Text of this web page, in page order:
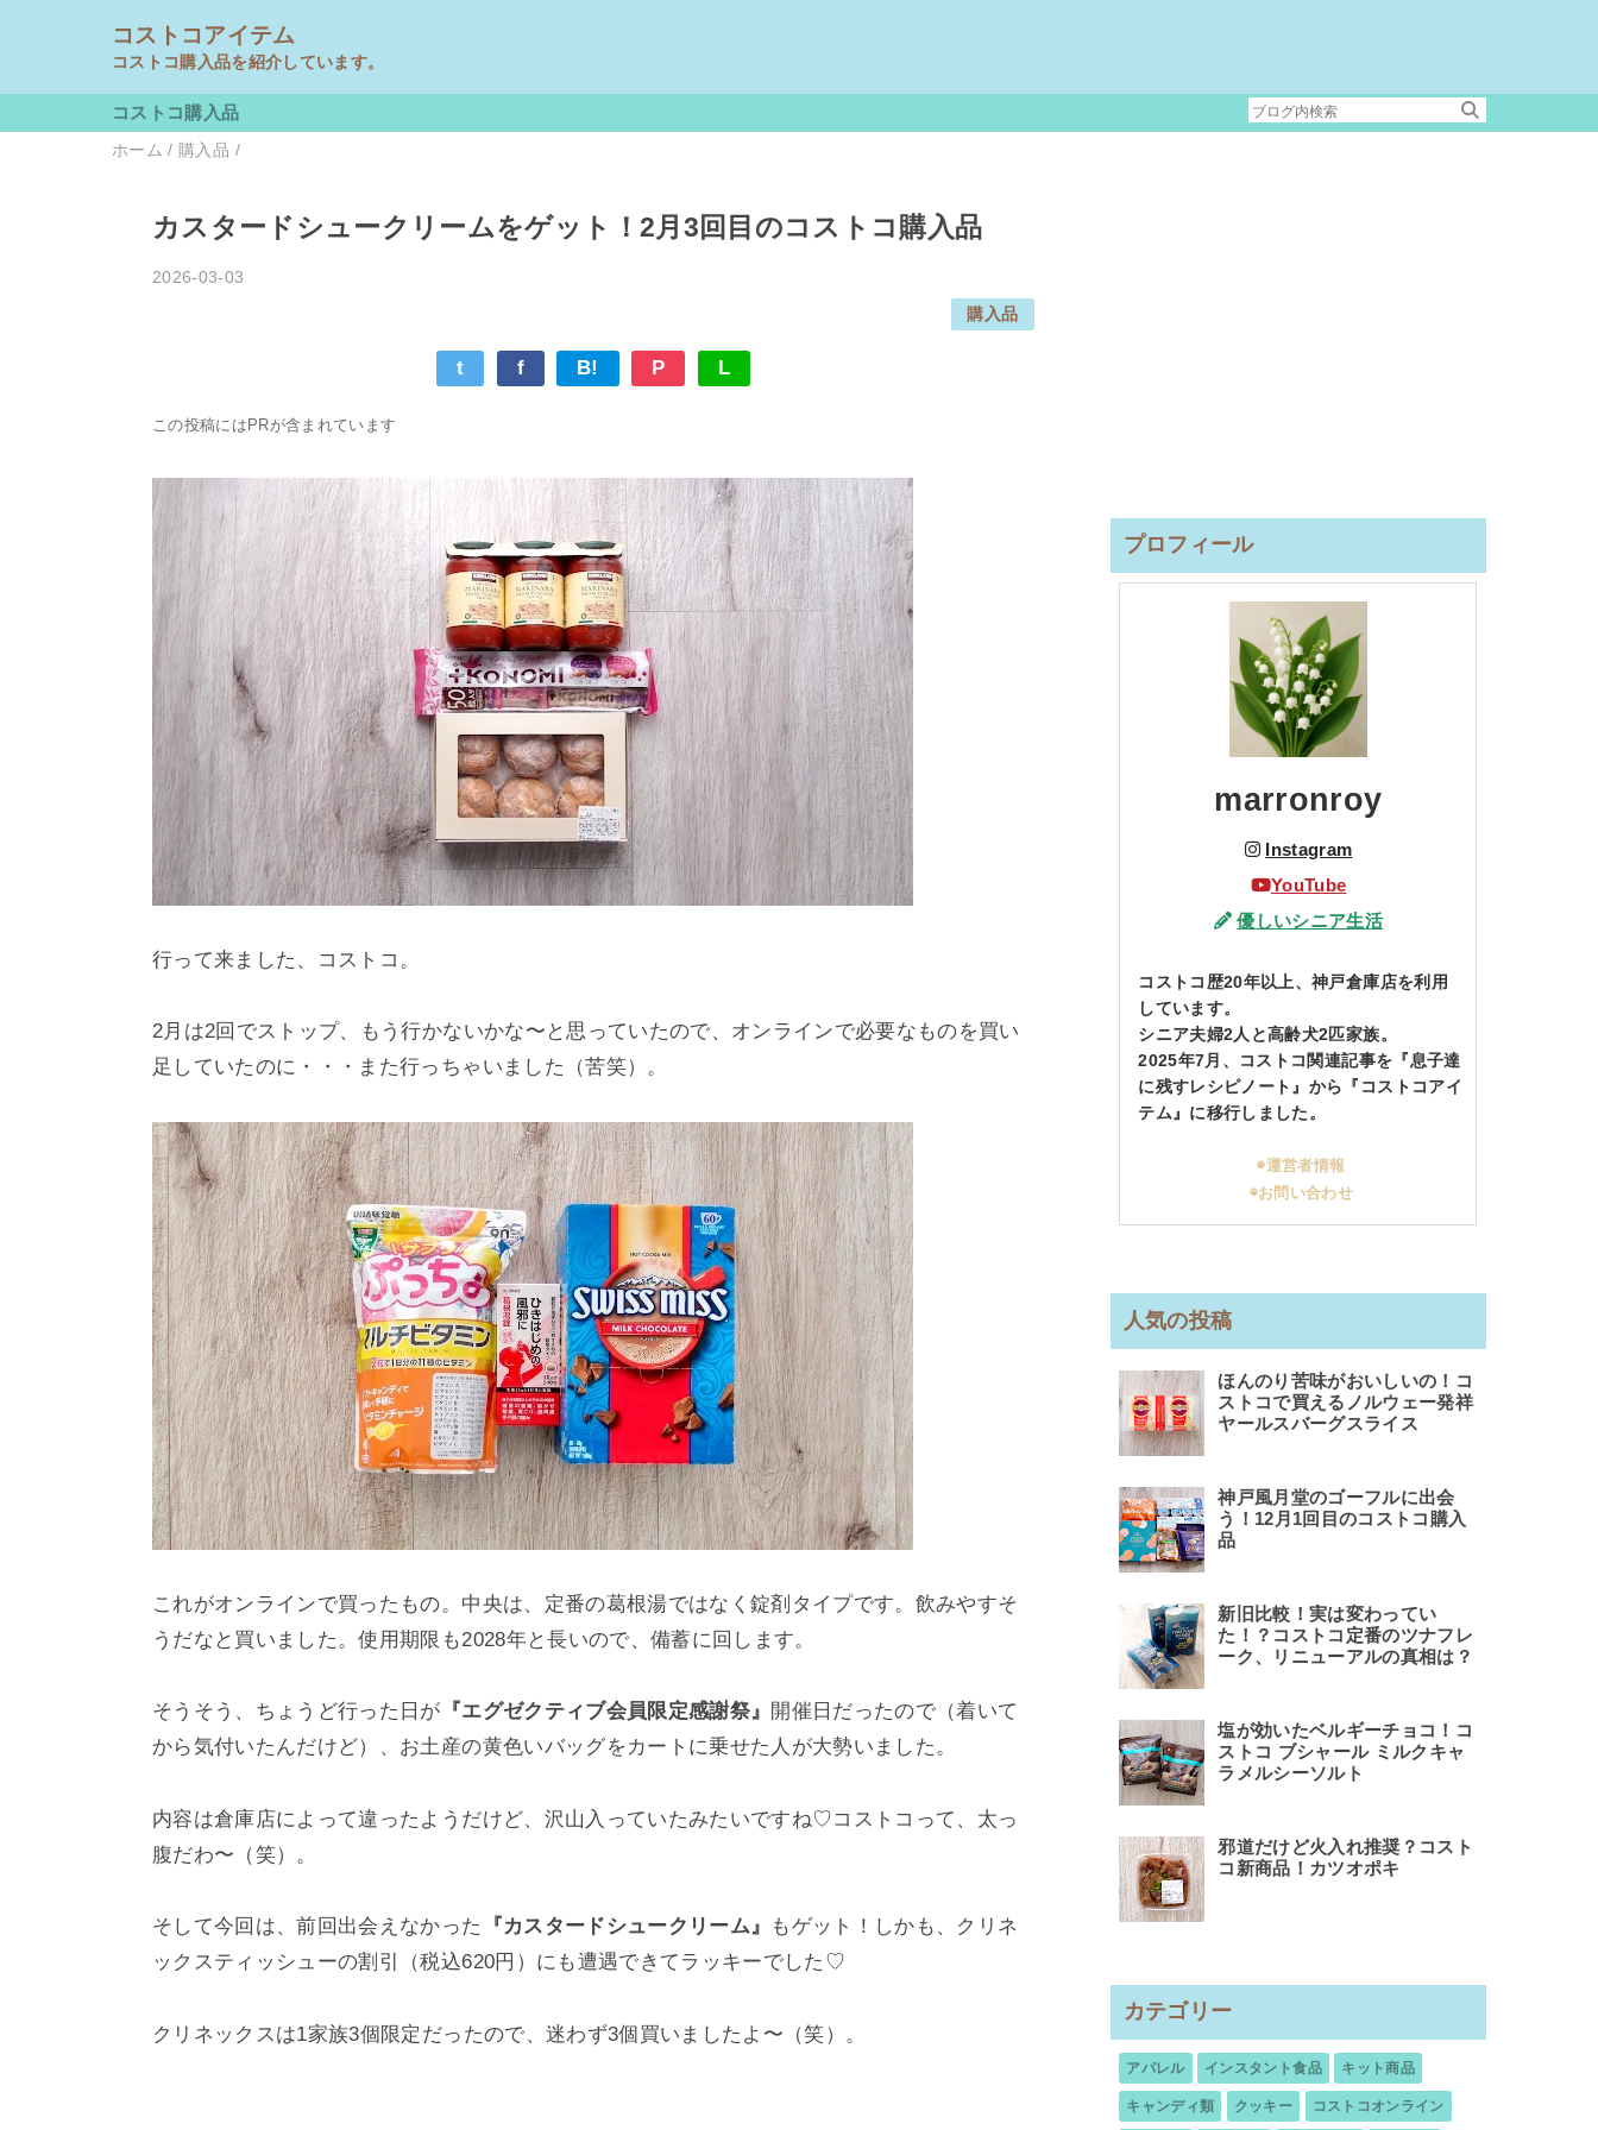
コストコアイテム
コストコ購入品を紹介しています。
コストコ購入品
ホーム /購入品 /
カスタードシュークリームをゲット！2月3回目のコストコ購入品
2026-03-03
購入品
t f B! P L
この投稿にはPRが含まれています
行って来ました、コストコ。
2月は2回でストップ、もう行かないかな〜と思っていたので、オンラインで必要なものを買い
足していたのに・・・また行っちゃいました（苦笑）。
これがオンラインで買ったもの。中央は、定番の葛根湯ではなく錠剤タイプです。飲みやすそ
うだなと買いました。使用期限も2028年と長いので、備蓄に回します。
そうそう、ちょうど行った日が 『エグゼクティブ会員限定感謝祭』 開催日だったので（着いて
から気付いたんだけど）、お土産の黄色いバッグをカートに乗せた人が大勢いました。
内容は倉庫店によって違ったようだけど、沢山入っていたみたいですね♡コストコって、太っ
腹だわ〜（笑）。
そして今回は、前回出会えなかった 『カスタードシュークリーム』
もゲット！しかも、クリネ
ックスティッシューの割引（税込620円）にも遭遇できてラッキーでした♡
クリネックスは1家族3個限定だったので、迷わず3個買いましたよ〜（笑）。
プロフィール
marronroy
Instagram
YouTube
優しいシニア生活
コストコ歴20年以上、神戸倉庫店を利用
しています。
シニア夫婦2人と高齢犬2匹家族。
2025年7月、コストコ関連記事を『息子達
に残すレシピノート』から『コストコアイ
テム』に移行しました。
◉運営者情報
◉お問い合わせ
人気の投稿
ほんのり苦味がおいしいの！コ
ストコで買えるノルウェー発祥
ヤールスバーグスライス
神戸風月堂のゴーフルに出会
う！12月1回目のコストコ購入
品
新旧比較！実は変わってい
た！？コストコ定番のツナフレ
ーク、リニューアルの真相は？
塩が効いたベルギーチョコ！コ
ストコ ブシャール ミルクキャ
ラメルシーソルト
邪道だけど火入れ推奨？コスト
コ新商品！カツオポキ
カテゴリー
アパレル インスタント食品 キット商品
キャンディ類 クッキー コストコオンライン